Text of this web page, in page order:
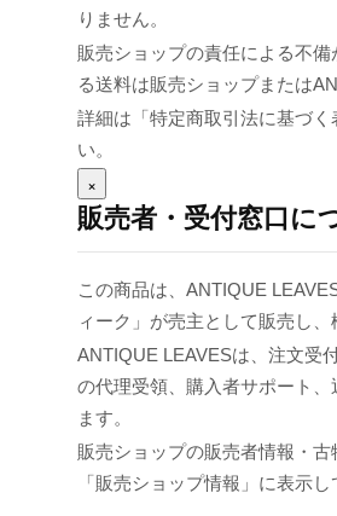
りません。
販売ショップの責任による不
る送料は販売ショップまたは
詳細は「特定商取引法に基づ
い。
×
販売者・受付窓口に
この商品は、ANTIQUE
ィーク」が売主として販売し、
ANTIQUE LEAVESは、注文受
の代理受領、購入者サポート
ます。
販売ショップの販売者情報・
「販売ショップ情報」に表示し